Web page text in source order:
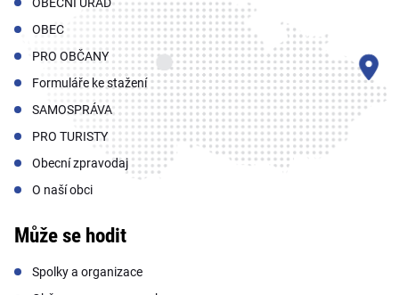
OBECNÍ ÚŘAD
OBEC
PRO OBČANY
Formuláře ke stažení
SAMOSPRÁVA
PRO TURISTY
Obecní zpravodaj
O naší obci
Může se hodit
Spolky a organizace